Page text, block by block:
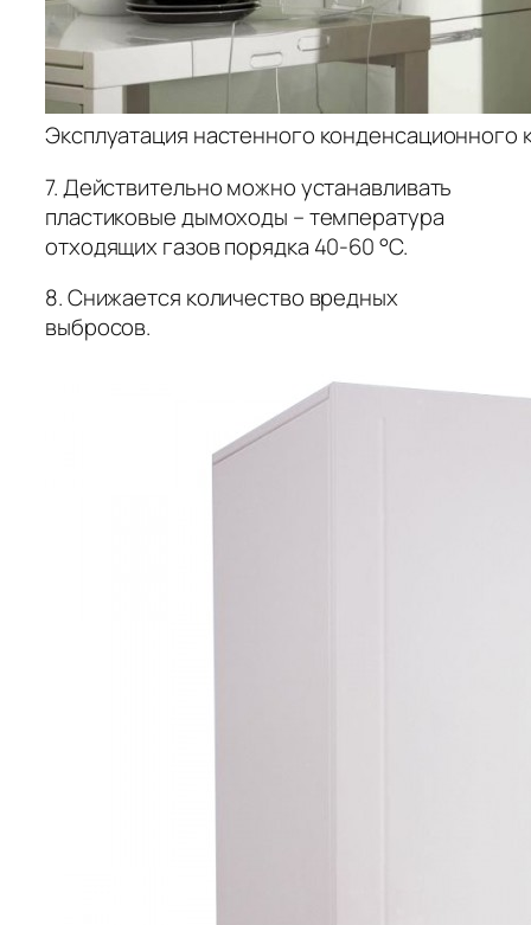
Эксплуатация настенного конденсационного
7. Действительно можно устанавливать
пластиковые дымоходы – температура
отходящих газов порядка 40-60 °С.
8. Снижается количество вредных
выбросов.